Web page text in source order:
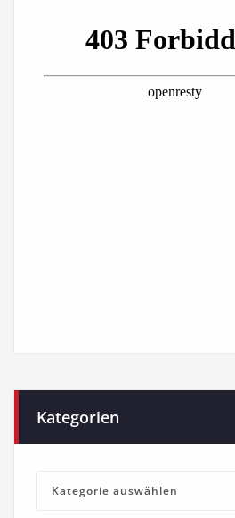
Kategorien
Kategorien